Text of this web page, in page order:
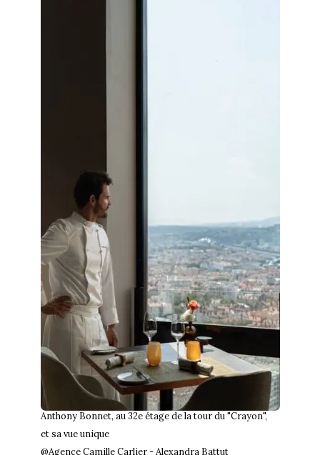
Anthony Bonnet, au 32e étage de la tour du "Crayon",
et sa vue unique
@Agence Camille Carlier - Alexandra Battut